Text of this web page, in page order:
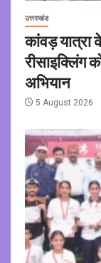
उत्तराखंड
कांवड़ यात्रा
रीसाइक्लिंग
अभियान
5 August 2026